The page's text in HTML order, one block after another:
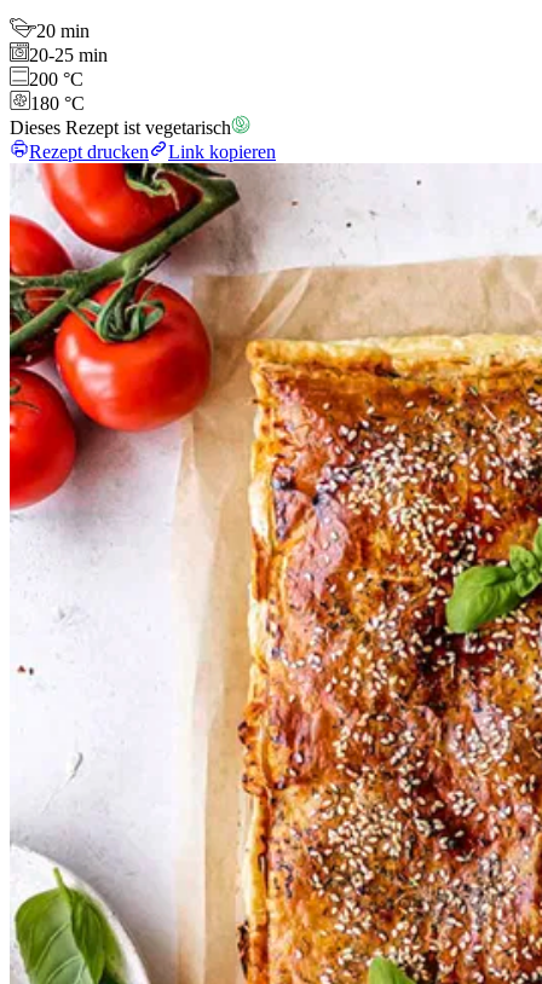
20 min
20-25 min
200 °C
180 °C
Dieses Rezept ist vegetarisch
Rezept drucken
Link kopieren